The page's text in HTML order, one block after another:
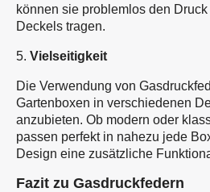
können sie problemlos den
Deckels tragen.
5. Vielseitigkeit
Die Verwendung von
Gartenboxen in verschiedenen
anzubieten. Ob modern oder
passen perfekt in nahezu jede
Design eine zusätzliche
Fazit zu Gasdruckfedern